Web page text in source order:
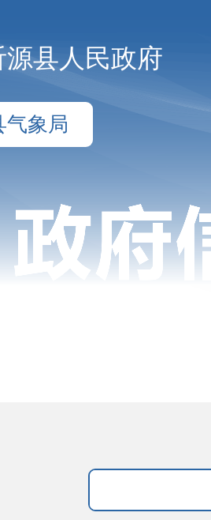
源县人民政府
气象局